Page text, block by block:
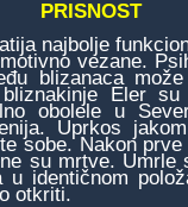
PRISNOST
najbolje
vezane.
blizanaca
Eler
obolele u
Uprkos
sobe. Nakon
su mrtve. Umrle
u identičnom
otkriti.